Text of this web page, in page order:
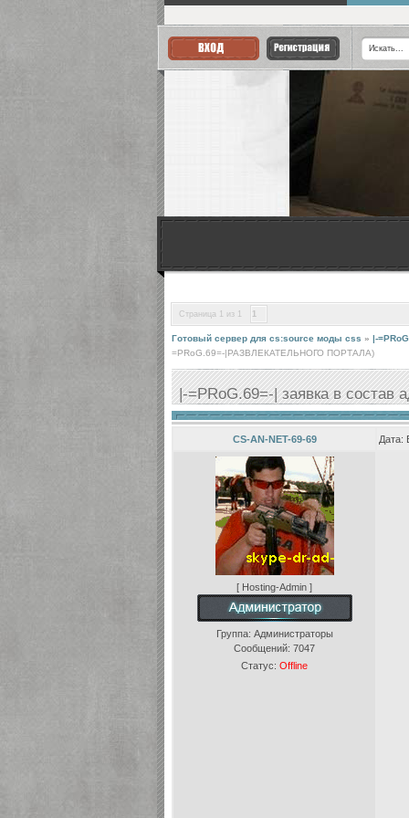
Страница 1 из 1 1
Готовый сервер для cs:source моды css » |-
=PRoG.69=-|РАЗВЛЕКАТЕЛЬНОГО ПОРТАЛА)
|-=PRoG.69=-| заявка в состав
CS-AN-NET-69-69 Дата:
[ Hosting-Admin ]
Группа: Администраторы
Сообщений: 7047
Статус: Offline